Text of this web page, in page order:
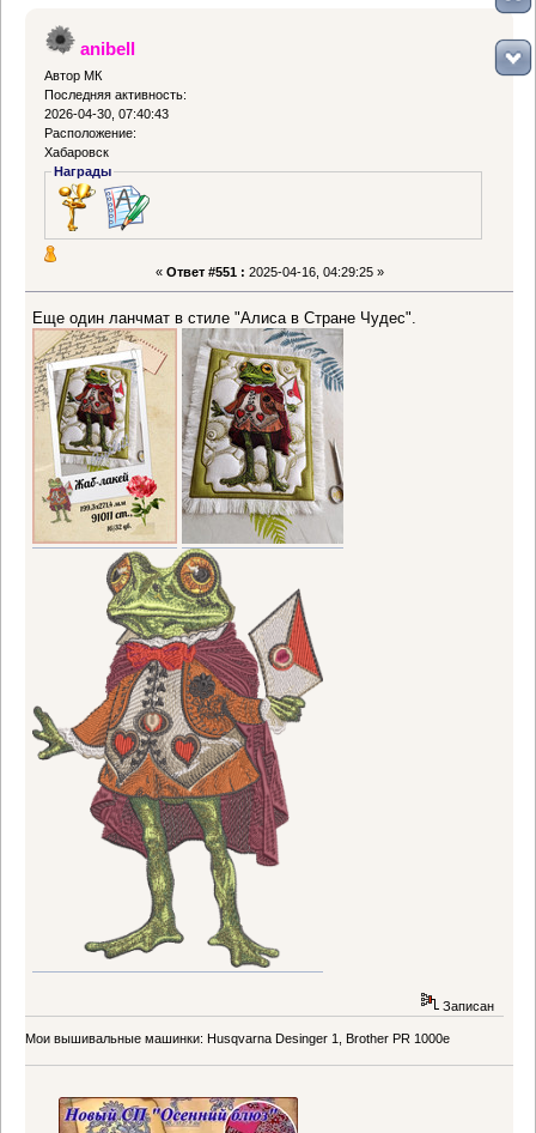
anibell
Автор МК
Последняя активность:
2026-04-30, 07:40:43
Расположение:
Хабаровск
Награды
« Ответ #551 : 2025-04-16, 04:29:25 »
Еще один ланчмат в стиле "Алиса в Стране Чудес".
Записан
Мои вышивальные машинки: Husqvarna Desinger 1, Brother PR 1000e